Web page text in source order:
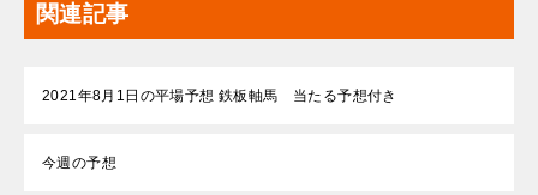
関連記事
2021年8月1日の平場予想 鉄板軸馬 当たる予想付き
今週の予想